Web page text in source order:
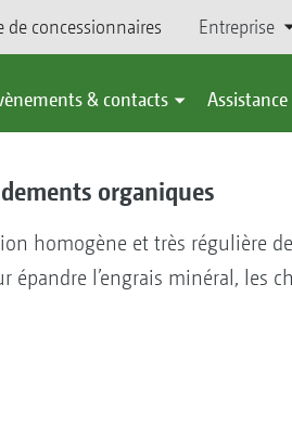
de concessionnaires Entreprise
& contacts
organiques
homogène et très régulière
l’engrais minéral, les